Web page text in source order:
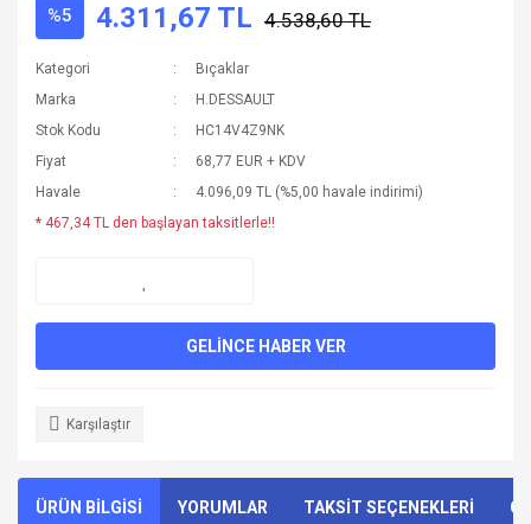
%5 4.311,67 TL 4.538,60 TL
Kategori
Bıçaklar
Marka
H.DESSAULT
Stok Kodu
HC14V4Z9NK
Fiyat
68,77 EUR + KDV
Havale
4.096,09 TL (%5,00 havale indirimi)
* 467,34 TL den başlayan taksitlerle!!
GELİNCE HABER VER
Karşılaştır
ÜRÜN BİLGİSİ YORUMLAR TAKSİT SEÇENEKLERİ